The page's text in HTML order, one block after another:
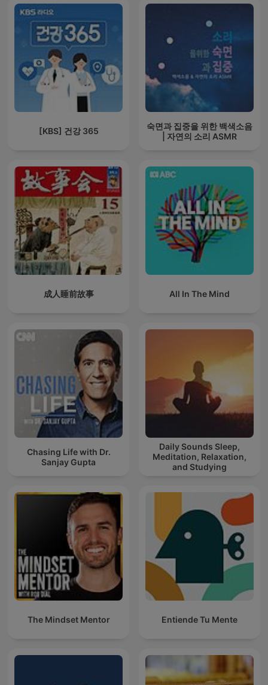
[KBS] 건강 365
숙면과 집중을 위한 백색소음
| 자연의 소리 ASMR
成人睡前故事 All In The Mind
Chasing Life with Dr.
Sanjay Gupta
Daily Sounds Sleep,
Meditation, Relaxation,
and Studying
The Mindset Mentor Entiende Tu Mente